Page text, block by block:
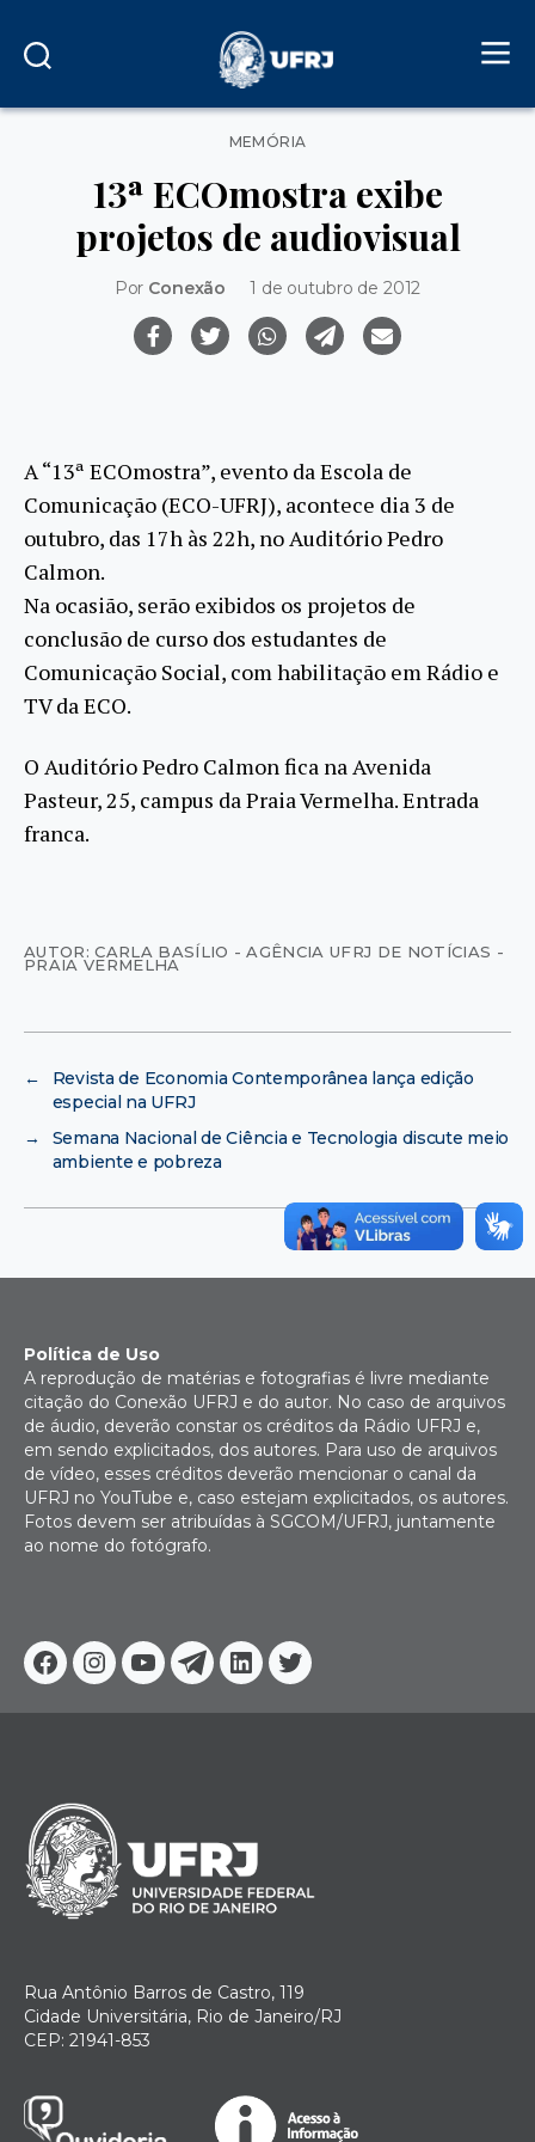
Categorias
MEMÓRIA
13ª ECOmostra exibe
projetos de audiovisual
Por Conexão 1 de outubro de 2012
A “13ª ECOmostra”, evento da Escola de
Comunicação (ECO-UFRJ), acontece dia 3 de
outubro, das 17h às 22h, no Auditório Pedro
Calmon.
Na ocasião, serão exibidos os projetos de
conclusão de curso dos estudantes de
Comunicação Social, com habilitação em Rádio e
TV da ECO.
O Auditório Pedro Calmon fica na Avenida
Pasteur, 25, campus da Praia Vermelha. Entrada
franca.
AUTOR: CARLA BASÍLIO - AGÊNCIA UFRJ DE NOTÍCIAS -
PRAIA VERMELHA
←
Revista de Economia Contemporânea lança edição
especial na UFRJ
→
Semana Nacional de Ciência e Tecnologia discute meio
ambiente e pobreza
Facebook
Instagram
YoutubeTelegram
Linkedin
Twitter
Política de Uso
A reprodução de matérias e fotografias é livre mediante
citação do Conexão UFRJ e do autor. No caso de arquivos
de áudio, deverão constar os créditos da Rádio UFRJ e,
em sendo explicitados, dos autores. Para uso de arquivos
de vídeo, esses créditos deverão mencionar o canal da
UFRJ no YouTube e, caso estejam explicitados, os autores.
Fotos devem ser atribuídas à SGCOM/UFRJ, juntamente
ao nome do fotógrafo.
Rua Antônio Barros de Castro, 119
Cidade Universitária, Rio de Janeiro/RJ
CEP: 21941-853